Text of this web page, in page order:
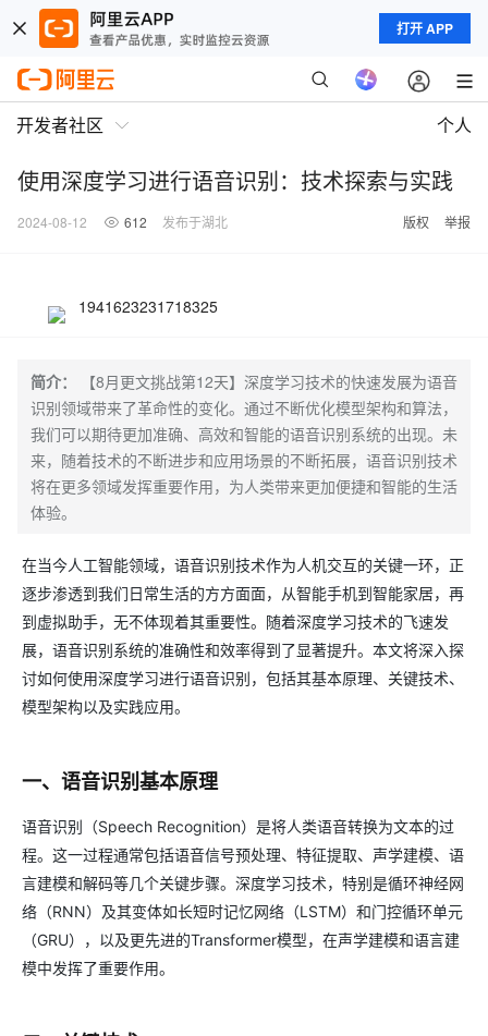
打开 APP
开发者社区 个人
使用深度学习进行语音识别：技术探索与实践
2024-08-12 612 发布于湖北 版权 举报
1941623231718325
简介：
【8月更文挑战第12天】深度学习技术的快速发展为语音
识别领域带来了革命性的变化。通过不断优化模型架构和算法，
我们可以期待更加准确、高效和智能的语音识别系统的出现。未
来，随着技术的不断进步和应用场景的不断拓展，语音识别技术
将在更多领域发挥重要作用，为人类带来更加便捷和智能的生活
体验。
在当今人工智能领域，语音识别技术作为人机交互的关键一环，正
逐步渗透到我们日常生活的方方面面，从智能手机到智能家居，再
到虚拟助手，无不体现着其重要性。随着深度学习技术的飞速发
展，语音识别系统的准确性和效率得到了显著提升。本文将深入探
讨如何使用深度学习进行语音识别，包括其基本原理、关键技术、
模型架构以及实践应用。
一、语音识别基本原理
语音识别（Speech Recognition）是将人类语音转换为文本的过
程。这一过程通常包括语音信号预处理、特征提取、声学建模、语
言建模和解码等几个关键步骤。深度学习技术，特别是循环神经网
络（RNN）及其变体如长短时记忆网络（LSTM）和门控循环单元
（GRU），以及更先进的Transformer模型，在声学建模和语言建
模中发挥了重要作用。